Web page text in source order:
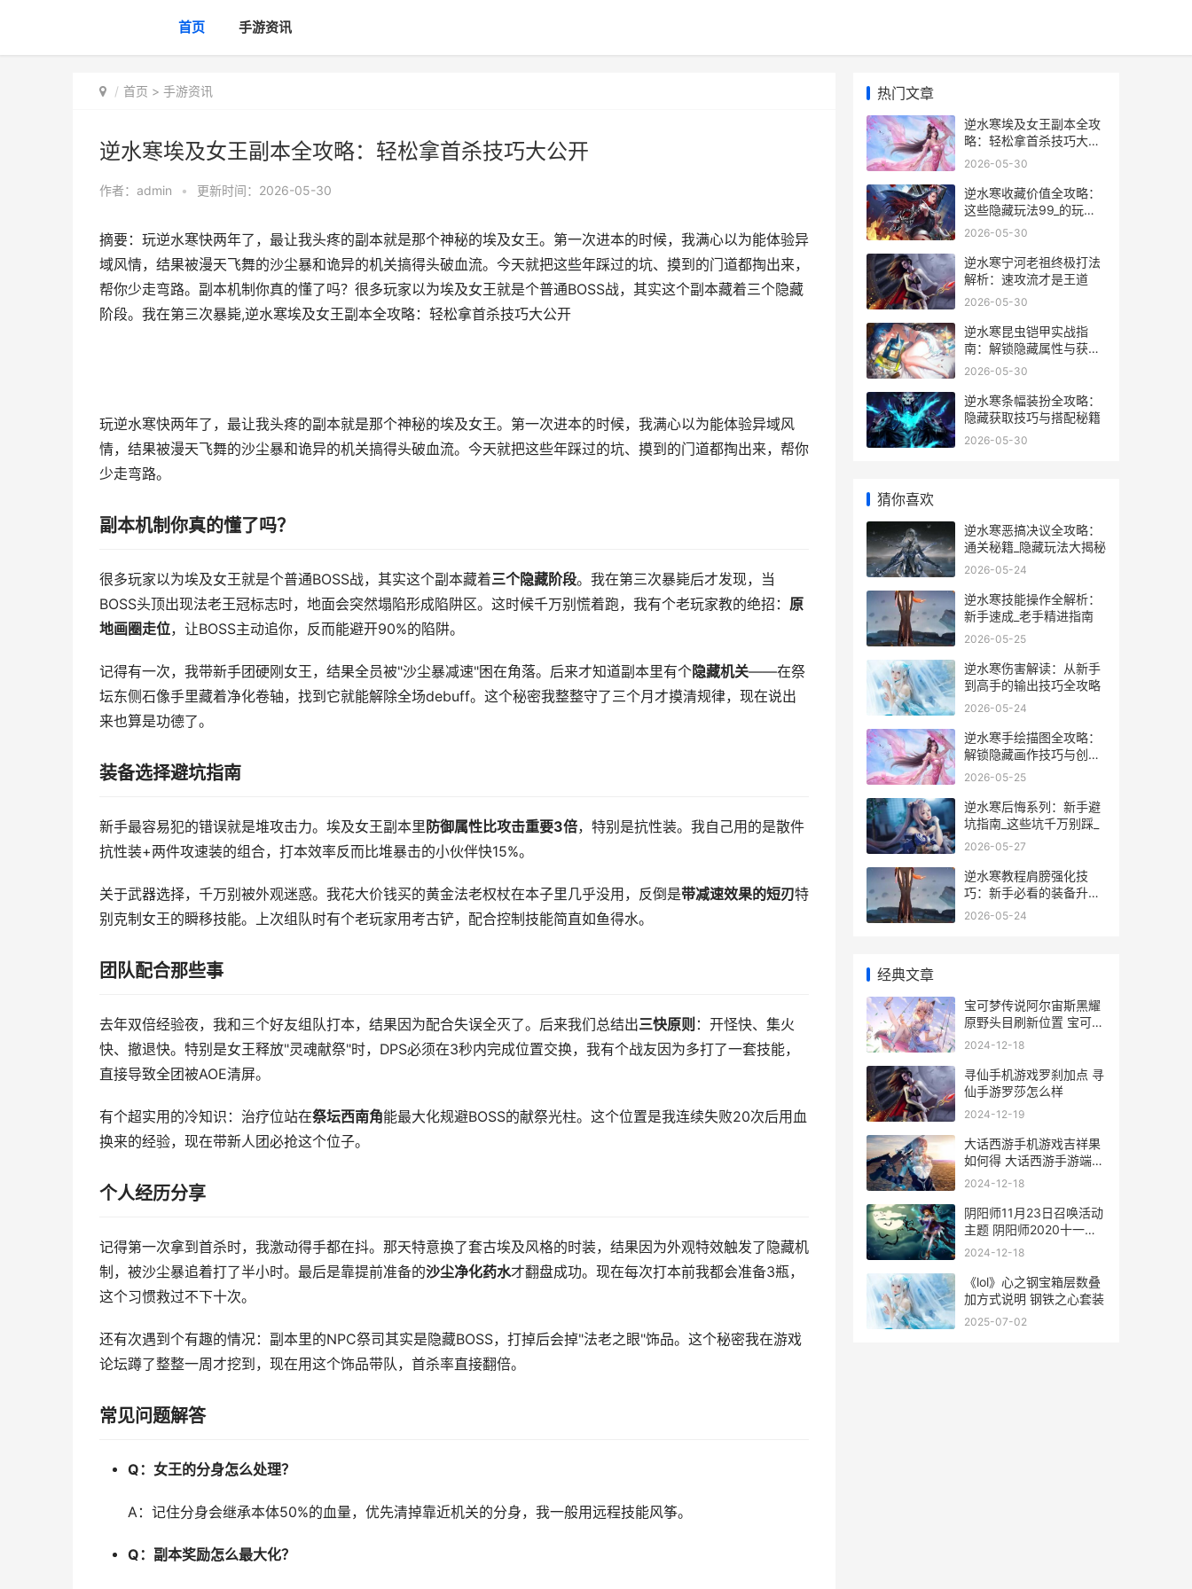
首页 手游资讯
首页 > 手游资讯
逆水寒埃及女王副本全攻略：轻松拿首杀技巧大公开
作者： admin • 更新时间：2026-05-30
摘要：玩逆水寒快两年了，最让我头疼的副本就是那个神秘的埃及女王。第一次进本的时候，我满心以为能体验异
域风情，结果被漫天飞舞的沙尘暴和诡异的机关搞得头破血流。今天就把这些年踩过的坑、摸到的门道都掏出来，
帮你少走弯路。副本机制你真的懂了吗？很多玩家以为埃及女王就是个普通BOSS战，其实这个副本藏着三个隐藏
阶段。我在第三次暴毙,逆水寒埃及女王副本全攻略：轻松拿首杀技巧大公开
玩逆水寒快两年了，最让我头疼的副本就是那个神秘的埃及女王。第一次进本的时候，我满心以为能体验异域风
情，结果被漫天飞舞的沙尘暴和诡异的机关搞得头破血流。今天就把这些年踩过的坑、摸到的门道都掏出来，帮你
少走弯路。
副本机制你真的懂了吗？
很多玩家以为埃及女王就是个普通BOSS战，其实这个副本藏着三个隐藏阶段。我在第三次暴毙后才发现，当
BOSS头顶出现法老王冠标志时，地面会突然塌陷形成陷阱区。这时候千万别慌着跑，我有个老玩家教的绝招： 原
地画圈走位，让BOSS主动追你，反而能避开90%的陷阱。
记得有一次，我带新手团硬刚女王，结果全员被"沙尘暴减速"困在角落。后来才知道副本里有个隐藏机关——在祭
坛东侧石像手里藏着净化卷轴，找到它就能解除全场debuff。这个秘密我整整守了三个月才摸清规律，现在说出
来也算是功德了。
装备选择避坑指南
新手最容易犯的错误就是堆攻击力。埃及女王副本里 防御属性比攻击重要3倍，特别是抗性装。我自己用的是散件
抗性装+两件攻速装的组合，打本效率反而比堆暴击的小伙伴快15%。
关于武器选择，千万别被外观迷惑。我花大价钱买的黄金法老权杖在本子里几乎没用，反倒是带减速效果的短刃特
别克制女王的瞬移技能。上次组队时有个老玩家用考古铲，配合控制技能简直如鱼得水。
团队配合那些事
去年双倍经验夜，我和三个好友组队打本，结果因为配合失误全灭了。后来我们总结出三快原则 ：开怪快、集火
快、撤退快。特别是女王释放"灵魂献祭"时，DPS必须在3秒内完成位置交换，我有个战友因为多打了一套技能，
直接导致全团被AOE清屏。
有个超实用的冷知识：治疗位站在祭坛西南角能最大化规避BOSS的献祭光柱。这个位置是我连续失败20次后用血
换来的经验，现在带新人团必抢这个位子。
个人经历分享
记得第一次拿到首杀时，我激动得手都在抖。那天特意换了套古埃及风格的时装，结果因为外观特效触发了隐藏机
制，被沙尘暴追着打了半小时。最后是靠提前准备的沙尘净化药水才翻盘成功。现在每次打本前我都会准备3瓶，
这个习惯救过不下十次。
还有次遇到个有趣的情况：副本里的NPC祭司其实是隐藏BOSS，打掉后会掉"法老之眼"饰品。这个秘密我在游戏
论坛蹲了整整一周才挖到，现在用这个饰品带队，首杀率直接翻倍。
常见问题解答
Q：女王的分身怎么处理？
A：记住分身会继承本体50%的血量，优先清掉靠近机关的分身，我一般用远程技能风筝。
Q：副本奖励怎么最大化？
热门文章
逆水寒埃及女王副本全攻
略：轻松拿首杀技巧大公
开
2026-05-30
逆水寒收藏价值全攻略：
这些隐藏玩法99_的玩家
都不知道
2026-05-30
逆水寒宁河老祖终极打法
解析：速攻流才是王道
2026-05-30
逆水寒昆虫铠甲实战指
南：解锁隐藏属性与获取
技巧
2026-05-30
逆水寒条幅装扮全攻略：
隐藏获取技巧与搭配秘籍
2026-05-30
猜你喜欢
逆水寒恶搞决议全攻略：
通关秘籍_隐藏玩法大揭秘
2026-05-24
逆水寒技能操作全解析：
新手速成_老手精进指南
2026-05-25
逆水寒伤害解读：从新手
到高手的输出技巧全攻略
2026-05-24
逆水寒手绘描图全攻略：
解锁隐藏画作技巧与创作
心得
2026-05-25
逆水寒后悔系列：新手避
坑指南_这些坑千万别踩_
2026-05-27
逆水寒教程肩膀强化技
巧：新手必看的装备升级
秘籍
2026-05-24
经典文章
宝可梦传说阿尔宙斯黑耀
原野头目刷新位置 宝可梦
传说阿尔宙斯百合根娃娃
2024-12-18
寻仙手机游戏罗刹加点 寻
仙手游罗莎怎么样
2024-12-19
大话西游手机游戏吉祥果
如何得 大话西游手游端游
版
2024-12-18
阴阳师11月23日召唤活动
主题 阴阳师2020十一月
份活动
2024-12-18
《lol》心之钢宝箱层数叠
加方式说明 钢铁之心套装
2025-07-02